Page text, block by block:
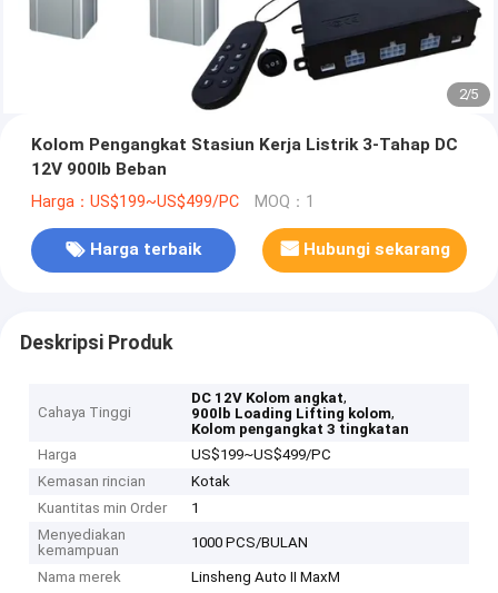
2/5
Kolom Pengangkat Stasiun Kerja Listrik 3-Tahap DC
12V 900lb Beban
Harga：US$199~US$499/PC MOQ：1
Harga terbaik Hubungi sekarang
Deskripsi Produk
Cahaya Tinggi
DC 12V Kolom angkat,
900lb Loading Lifting kolom,
Kolom pengangkat 3 tingkatan
Harga
US$199~US$499/PC
Kemasan rincian
Kotak
Kuantitas min Order
1
Menyediakan
kemampuan
1000 PCS/BULAN
Nama merek Linsheng Auto II MaxM